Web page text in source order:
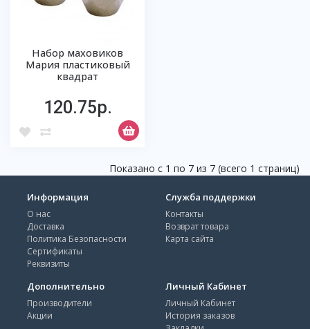
Набор маховиков
Мария пластиковый
квадрат
120.75р.
Показано с 1 по 7 из 7 (всего 1 страниц)
Информация
О нас
Доставка
Политика Безопасности
Сертификаты
Реквизиты
Служба поддержки
Контакты
Возврат товара
Карта сайта
Дополнительно
Производители
Акции
Личный Кабинет
Личный Кабинет
История заказов